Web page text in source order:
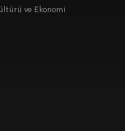
ve Ekonomi